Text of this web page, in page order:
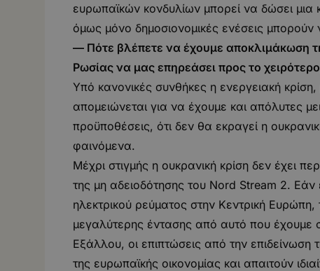
ευρωπαϊκών κονδυλίων μπορεί να δώσει
όμως μόνο δημοσιονομικές ενέσεις
— Πότε βλέπετε να έχουμε αποκλιμάκωση
Ρωσίας να μας επηρεάσει προς το
Υπό κανονικές συνθήκες η ενεργειακή
απομειώνεται για να έχουμε και απόλυτες
προϋποθέσεις, ότι δεν θα εκραγεί η
φαινόμενα.
Μέχρι στιγμής η ουκρανική κρίση δεν έχει
της μη αδειοδότησης του Nord Stream 2. Εάν
ηλεκτρικού ρεύματος στην Κεντρική
μεγαλύτερης έντασης από αυτό που έχουμε
Εξάλλου, οι επιπτώσεις από την επιδείνωση
της ευρωπαϊκής οικονομίας και απαιτούν